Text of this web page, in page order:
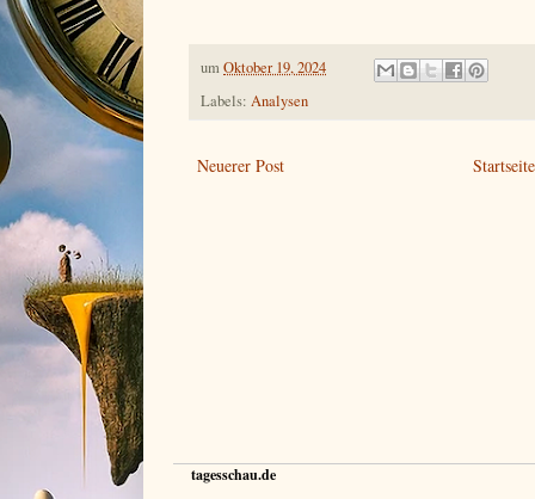
umOktober 19, 2024
Labels: Analysen
Neuerer Post Startseite
tagesschau.de